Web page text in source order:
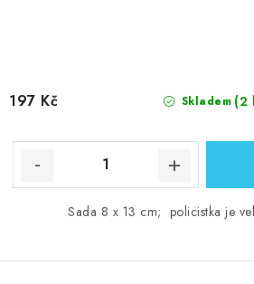
Skladem (2
197 Kč
Sada 8 x 13 cm; policistka je